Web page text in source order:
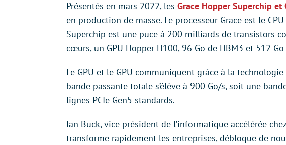
Présentés en mars 2022, les Grace Hopper Superchip et
en production de masse. Le processeur Grace est le
Superchip est une puce à 200 milliards de transistors
cœurs, un GPU Hopper H100, 96 Go de HBM3 et 512 Go
Le GPU et le GPU communiquent grâce à la technologie
bande passante totale s’élève à 900 Go/s, soit une
lignes PCIe Gen5 standards.
Ian Buck, vice président de l’informatique accélérée
transforme rapidement les entreprises, débloque de